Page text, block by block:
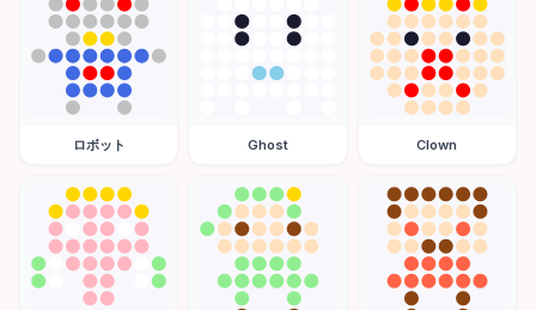
ロボット Ghost Clown